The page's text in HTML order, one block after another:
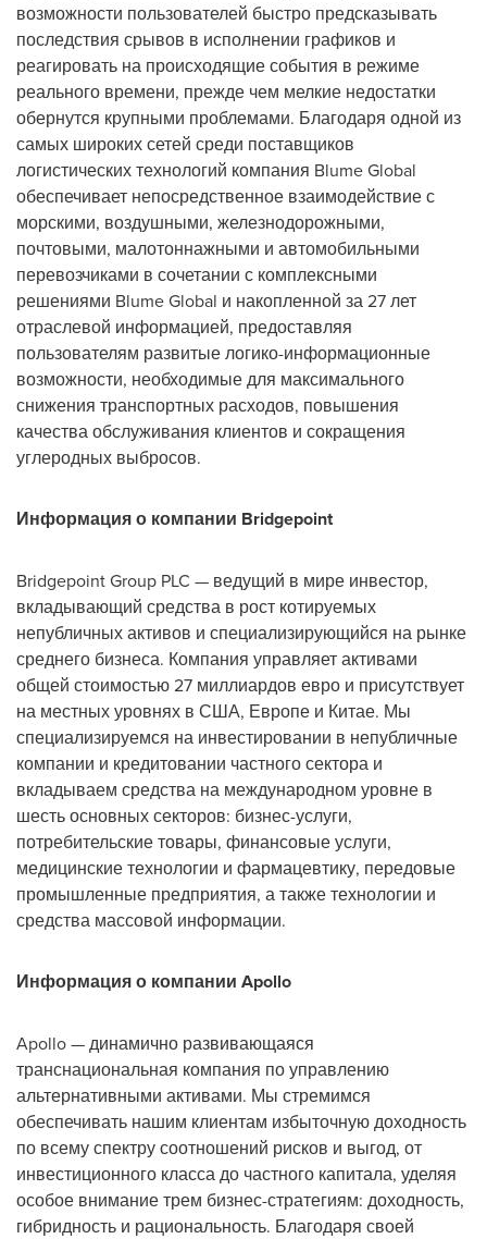
возможности пользователей быстро предсказывать
последствия срывов в исполнении графиков и
реагировать на происходящие события в режиме
реального времени, прежде чем мелкие недостатки
обернутся крупными проблемами. Благодаря одной из
самых широких сетей среди поставщиков
логистических технологий компания Blume Global
обеспечивает непосредственное взаимодействие с
морскими, воздушными, железнодорожными,
почтовыми, малотоннажными и автомобильными
перевозчиками в сочетании с комплексными
решениями Blume Global и накопленной за 27 лет
отраслевой информацией, предоставляя
пользователям развитые логико-информационные
возможности, необходимые для максимального
снижения транспортных расходов, повышения
качества обслуживания клиентов и сокращения
углеродных выбросов.
Информация о компании Bridgepoint
Bridgepoint Group PLC — ведущий в мире инвестор,
вкладывающий средства в рост котируемых
непубличных активов и специализирующийся на рынке
среднего бизнеса. Компания управляет активами
общей стоимостью 27 миллиардов евро и присутствует
на местных уровнях в США, Европе и Китае. Мы
специализируемся на инвестировании в непубличные
компании и кредитовании частного сектора и
вкладываем средства на международном уровне в
шесть основных секторов: бизнес-услуги,
потребительские товары, финансовые услуги,
медицинские технологии и фармацевтику, передовые
промышленные предприятия, а также технологии и
средства массовой информации.
Информация о компании Apollo
Apollo — динамично развивающаяся
транснациональная компания по управлению
альтернативными активами. Мы стремимся
обеспечивать нашим клиентам избыточную доходность
по всему спектру соотношений рисков и выгод, от
инвестиционного класса до частного капитала, уделяя
особое внимание трем бизнес-стратегиям: доходность,
гибридность и рациональность. Благодаря своей